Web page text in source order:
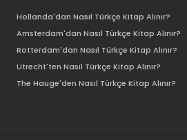
Hollanda'dan Nasıl Türkçe Kitap Alınır?
Amsterdam'dan Nasıl Türkçe Kitap Alınır?
Rotterdam'dan Nasıl Türkçe Kitap Alınır?
Utrecht'ten Nasıl Türkçe Kitap Alınır?
The Hauge'den Nasıl Türkçe Kitap Alınır?